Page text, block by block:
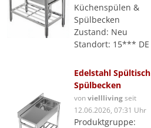
Küchenspülen &
Spülbecken
Zustand: Neu
Standort: 15*** DE
Edelstahl Spültisch
Spülbecken
vonvielllivingseit
12.06.2026, 07:31 Uhr
Produktgruppe: